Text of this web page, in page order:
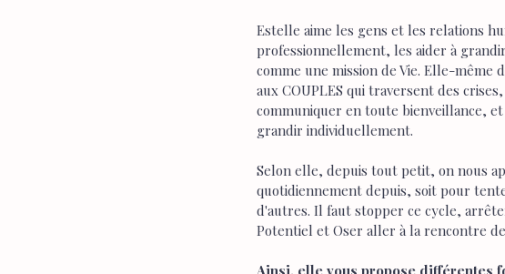
Estelle aime les gens et les relations
professionnellement, les aider à
comme une mission de Vie. Elle-
aux COUPLES qui traversent des
communiquer en toute bienveillance,
grandir individuellement.
Selon elle, depuis tout petit, on nous
quotidiennement depuis, soit pour
d'autres. Il faut stopper ce cycle,
Potentiel et Oser aller à la rencontre
Ainsi, elle vous propose différentes